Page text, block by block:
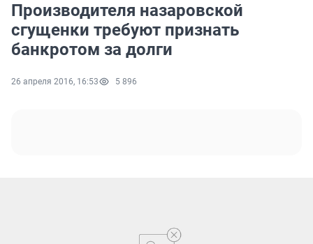
Производителя назаровской
сгущенки требуют признать
банкротом за долги
26 апреля 2016, 16:53 5 896